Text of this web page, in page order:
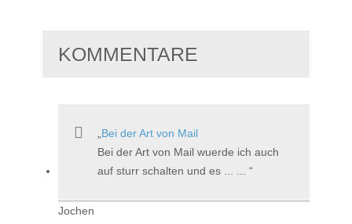
KOMMENTARE
Bei der Art von Mail
Bei der Art von Mail wuerde ich auch
auf sturr schalten und es ... ...
Jochen